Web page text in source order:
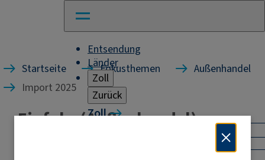
Entsendung
Länder
Zoll
Zurück
Zoll
Warenverkehr mit Drittländern
Startseite Fokusthemen
Außenhandel
Import 2025
Einfuhr (Außenhandel):